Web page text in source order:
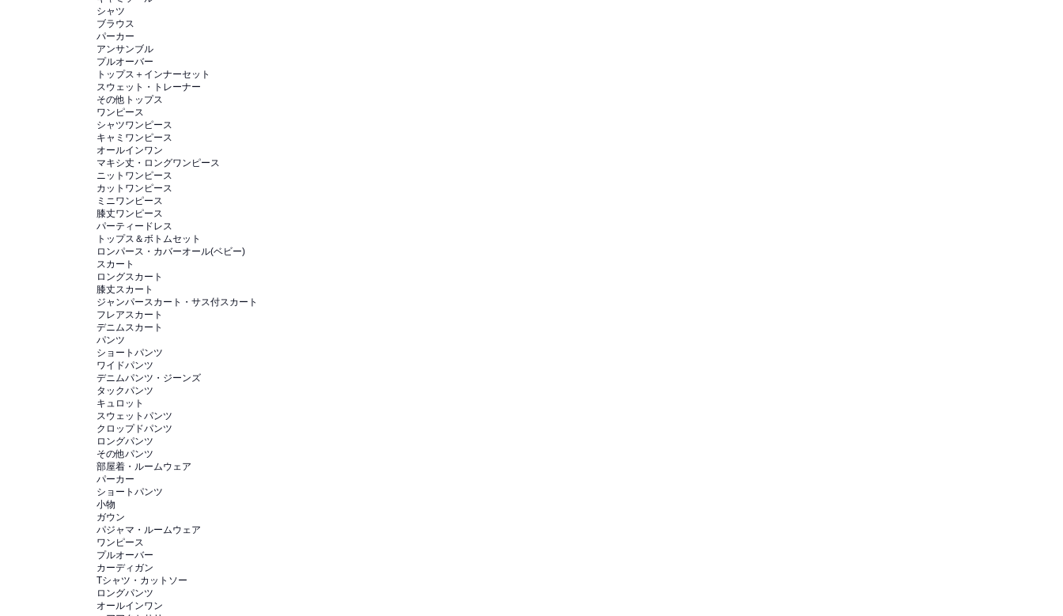
シャツ
ブラウス
パーカー
アンサンブル
プルオーバー
トップス＋インナーセット
スウェット・トレーナー
その他トップス
ワンピース
シャツワンピース
キャミワンピース
オールインワン
マキシ丈・ロングワンピース
ニットワンピース
カットワンピース
ミニワンピース
膝丈ワンピース
パーティードレス
トップス＆ボトムセット
ロンパース・カバーオール(ベビー)
スカート
ロングスカート
膝丈スカート
ジャンパースカート・サス付スカート
フレアスカート
デニムスカート
パンツ
ショートパンツ
ワイドパンツ
デニムパンツ・ジーンズ
タックパンツ
キュロット
スウェットパンツ
クロップドパンツ
ロングパンツ
その他パンツ
部屋着・ルームウェア
パーカー
ショートパンツ
小物
ガウン
パジャマ・ルームウェア
ワンピース
プルオーバー
カーディガン
Tシャツ・カットソー
ロングパンツ
オールインワン